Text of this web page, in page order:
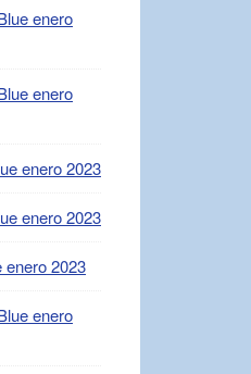
enero
enero
enero 2023
enero 2023
enero 2023
enero